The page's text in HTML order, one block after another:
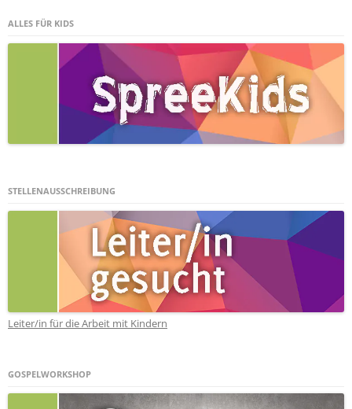
ALLES FÜR KIDS
STELLENAUSSCHREIBUNG
Leiter/in für die Arbeit mit Kindern
GOSPELWORKSHOP